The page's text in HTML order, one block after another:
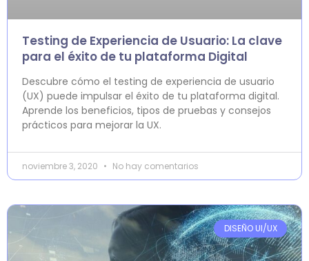
Testing de Experiencia de Usuario: La clave
para el éxito de tu plataforma Digital
Descubre cómo el testing de experiencia de usuario
(UX) puede impulsar el éxito de tu plataforma digital.
Aprende los beneficios, tipos de pruebas y consejos
prácticos para mejorar la UX.
noviembre 3, 2020 No hay comentarios
DISEÑO UI/UX